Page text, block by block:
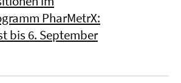
PharMetrX:
bis 6. September